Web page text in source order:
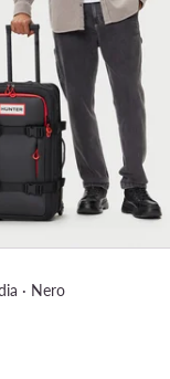
· Nero